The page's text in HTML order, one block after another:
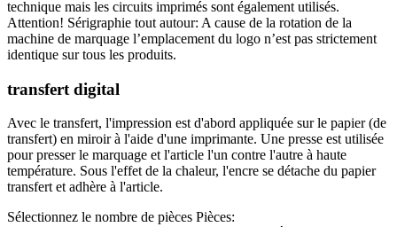
technique mais les circuits imprimés sont également utilisés.
Attention! Sérigraphie tout autour: A cause de la rotation de la
machine de marquage l’emplacement du logo n’est pas strictement
identique sur tous les produits.
transfert digital
Avec le transfert, l'impression est d'abord appliquée sur le papier (de
transfert) en miroir à l'aide d'une imprimante. Une presse est utilisée
pour presser le marquage et l'article l'un contre l'autre à haute
température. Sous l'effet de la chaleur, l'encre se détache du papier
transfert et adhère à l'article.
Sélectionnez le nombre de pièces Pièces: